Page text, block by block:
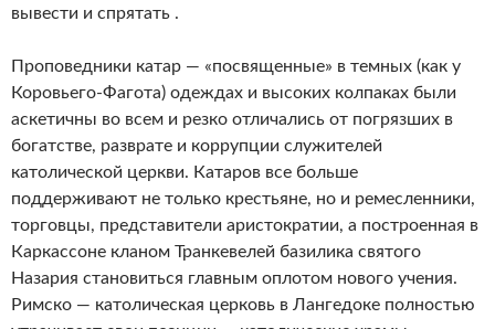
вывести и спрятать .
Проповедники катар — «посвященные» в темных (как у
Коровьего-Фагота) одеждах и высоких колпаках были
аскетичны во всем и резко отличались от погрязших в
богатстве, разврате и коррупции служителей
католической церкви. Катаров все больше
поддерживают не только крестьяне, но и ремесленники,
торговцы, представители аристократии, а построенная в
Каркассоне кланом Транкевелей базилика святого
Назария становиться главным оплотом нового учения.
Римско — католическая церковь в Лангедоке полностью